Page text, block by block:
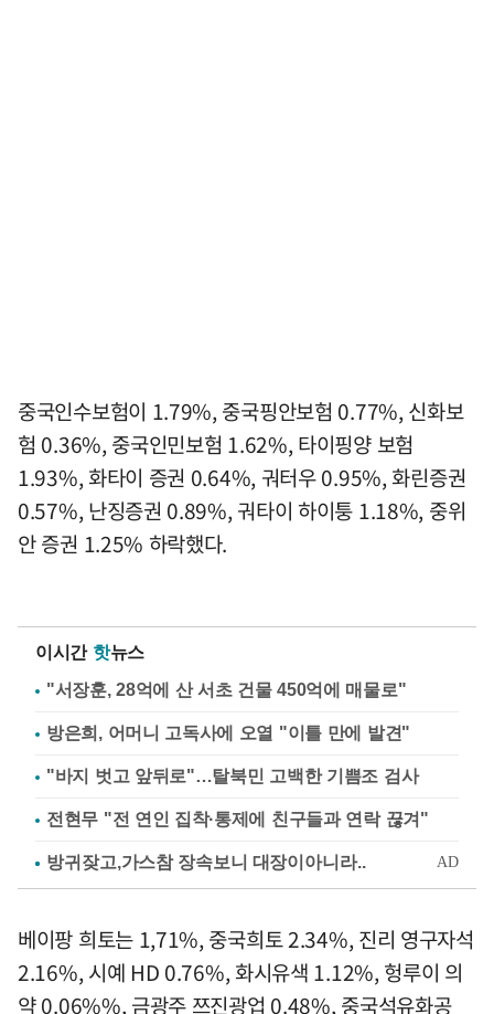
중국인수보험이 1.79%, 중국핑안보험 0.77%, 신화보
험 0.36%, 중국인민보험 1.62%, 타이핑양 보험
1.93%, 화타이 증권 0.64%, 궈터우 0.95%, 화린증권
0.57%, 난징증권 0.89%, 궈타이 하이퉁 1.18%, 중위
안 증권 1.25% 하락했다.
이시간 핫뉴스
"서장훈, 28억에 산 서초 건물 450억에 매물로"
방은희, 어머니 고독사에 오열 "이틀 만에 발견"
"바지 벗고 앞뒤로"…탈북민 고백한 기쁨조 검사
전현무 "전 연인 집착·통제에 친구들과 연락 끊겨"
베이팡 희토는 1,71%, 중국희토 2.34%, 진리 영구자석
2.16%, 시예 HD 0.76%, 화시유색 1.12%, 헝루이 의
약 0.06%%, 금광주 쯔진광업 0.48%, 중국석유화공